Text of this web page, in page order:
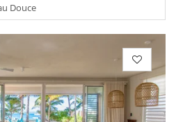
Douce